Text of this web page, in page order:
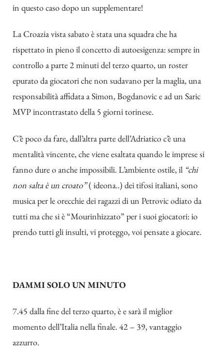
in questo caso dopo un supplementare!
La Croazia vista sabato è stata una squadra che ha
rispettato in pieno il concetto di autoesigenza: sempre in
controllo a parte 2 minuti del terzo quarto, un roster
epurato da giocatori che non sudavano per la maglia, una
responsabilità affidata a Simon, Bogdanovic e ad un Saric
MVP incontrastato della 5 giorni torinese.
C’è poco da fare, dall’altra parte dell’Adriatico c’è una
mentalità vincente, che viene esaltata quando le imprese si
fanno dure o anche impossibili. L’ambiente ostile, il “chi
non salta è un croato”( ideona..) dei tifosi italiani, sono
musica per le orecchie dei ragazzi di un Petrovic odiato da
tutti ma che si è “Mourinhizzato” per i suoi giocatori: io
prendo tutti gli insulti, vi proteggo, voi pensate a giocare.
DAMMI SOLO UN MINUTO
7.45 dalla fine del terzo quarto, è e sarà il miglior
momento dell’Italia nella finale. 42 – 39, vantaggio
azzurro.